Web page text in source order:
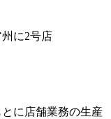
に2号店
に店舗業務の生産